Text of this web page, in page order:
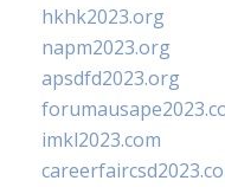
hkhk2023.org
napm2023.org
apsdfd2023.org
imkl2023.com